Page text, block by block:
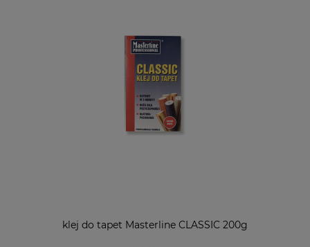
klej do tapet Masterline CLASSIC 200g